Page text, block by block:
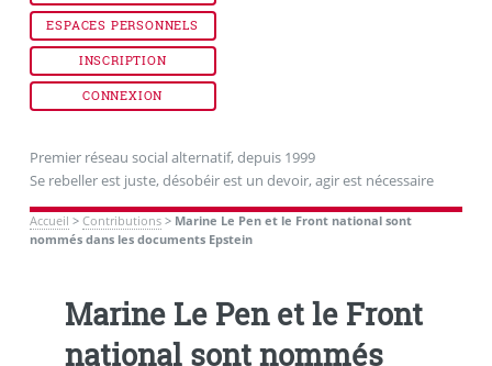
ESPACES PERSONNELS
INSCRIPTION
CONNEXION
Premier réseau social alternatif, depuis 1999
Se rebeller est juste, désobéir est un devoir, agir est nécessaire
Accueil > Contributions> Marine Le Pen et le Front national sont
nommés dans les documents Epstein
Marine Le Pen et le Front
national sont nommés